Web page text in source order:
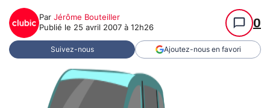
Par Jérôme Bouteiller
Publié le 25 avril 2007 à 12h26 0
Suivez-nous Ajoutez-nous en favori